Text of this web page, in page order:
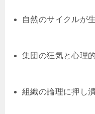
自然のサイクルが
集団の狂気と心理
組織の論理に押し